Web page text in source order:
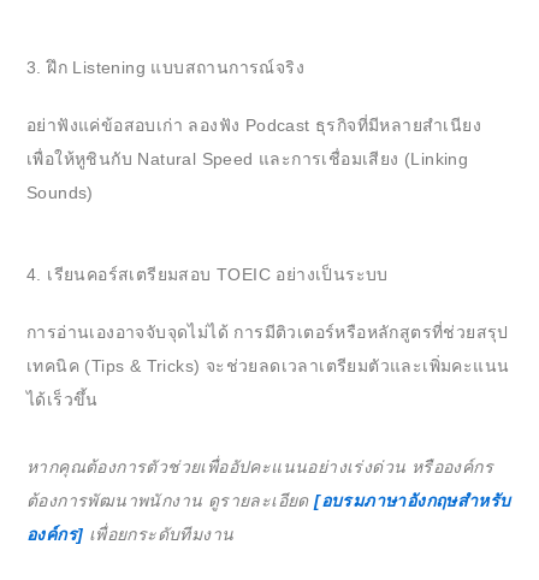
3. ฝึก Listening แบบสถานการณ์จริง
อย่าฟังแค่ข้อสอบเก่า ลองฟัง Podcast ธุรกิจที่มีหลายสำเนียง
เพื่อให้หูชินกับ Natural Speed และการเชื่อมเสียง (Linking
Sounds)
4. เรียนคอร์สเตรียมสอบ TOEIC อย่างเป็นระบบ
การอ่านเองอาจจับจุดไม่ได้ การมีติวเตอร์หรือหลักสูตรที่ช่วยสรุป
เทคนิค (Tips & Tricks) จะช่วยลดเวลาเตรียมตัวและเพิ่มคะแนน
ได้เร็วขึ้น
หากคุณต้องการตัวช่วยเพื่ออัปคะแนนอย่างเร่งด่วน หรือองค์กร
ต้องการพัฒนาพนักงาน ดูรายละเอียด[อบรมภาษาอังกฤษสำหรับ
องค์กร] เพื่อยกระดับทีมงาน